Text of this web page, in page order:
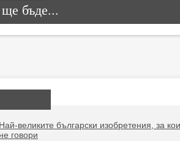
бъде...
Най-великите български изобретения, за
не говори